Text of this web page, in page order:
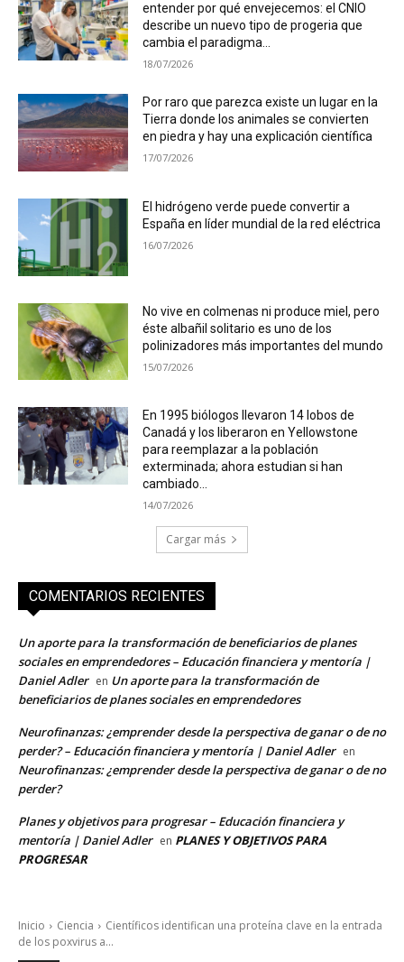
entender por qué envejecemos: el CNIO
describe un nuevo tipo de progeria que
cambia el paradigma...
18/07/2026
Por raro que parezca existe un lugar en la
Tierra donde los animales se convierten
en piedra y hay una explicación científica
17/07/2026
El hidrógeno verde puede convertir a
España en líder mundial de la red eléctrica
16/07/2026
No vive en colmenas ni produce miel, pero
éste albañil solitario es uno de los
polinizadores más importantes del mundo
15/07/2026
En 1995 biólogos llevaron 14 lobos de
Canadá y los liberaron en Yellowstone
para reemplazar a la población
exterminada; ahora estudian si han
cambiado...
14/07/2026
Cargar más
COMENTARIOS RECIENTES
Un aporte para la transformación de beneficiarios de planes
sociales en emprendedores – Educación financiera y mentoría |
Daniel Adler en Un aporte para la transformación de
beneficiarios de planes sociales en emprendedores
Neurofinanzas: ¿emprender desde la perspectiva de ganar o de no
perder? – Educación financiera y mentoría | Daniel Adler en
Neurofinanzas: ¿emprender desde la perspectiva de ganar o de no
perder?
Planes y objetivos para progresar – Educación financiera y
mentoría | Daniel Adler en PLANES Y OBJETIVOS PARA
PROGRESAR